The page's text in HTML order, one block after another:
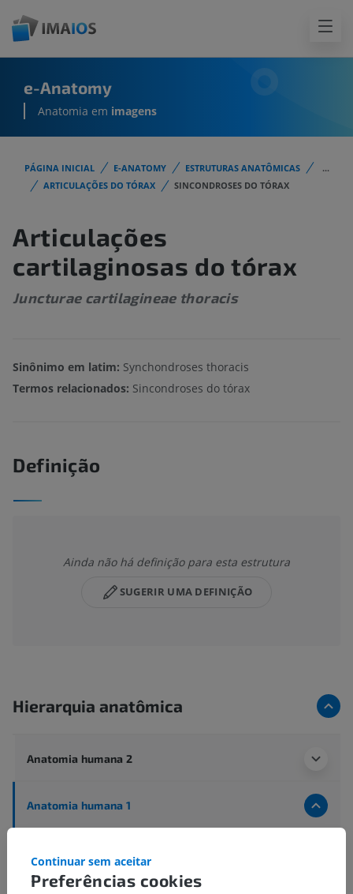
e-Anatomy
Anatomia em imagens
PÁGINA INICIAL E-ANATOMY ESTRUTURAS ANATÔMICAS
...
ARTICULAÇÕES DO TÓRAX
SINCONDROSES DO TÓRAX
Articulações
cartilaginosas do tórax
Juncturae cartilagineae thoracis
Sinônimo em latim: Synchondroses thoracis
Termos relacionados: Sincondroses do tórax
Definição
Ainda não há definição para esta estrutura
SUGERIR UMA DEFINIÇÃO
Hierarquia anatômica
Anatomia humana 2
Anatomia humana 1
Articulações do tórax>
Preferências cookies
Continuar sem aceitar